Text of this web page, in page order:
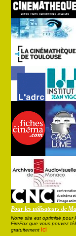
Pour les utilisateurs de
Notre site est optimisé pour
FireFox que vous pouvez
gratuitement ici